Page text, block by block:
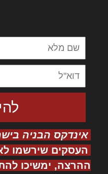
אינדקס הבניה
העסקים שירשמו
ההרצה, ימשיכו